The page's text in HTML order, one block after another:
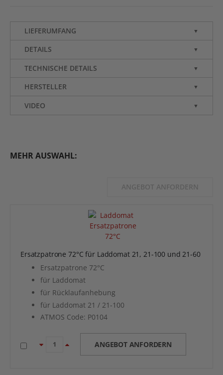
LIEFERUMFANG ▼
DETAILS ▼
TECHNISCHE DETAILS ▼
HERSTELLER ▼
VIDEO ▼
MEHR AUSWAHL:
ANGEBOT ANFORDERN
Ersatzpatrone 72°C für Laddomat 21, 21-100 und 21-60
Ersatzpatrone 72°C
für Laddomat
für Rücklaufanhebung
für Laddomat 21 / 21-100
ATMOS Code: P0104
ANGEBOT ANFORDERN